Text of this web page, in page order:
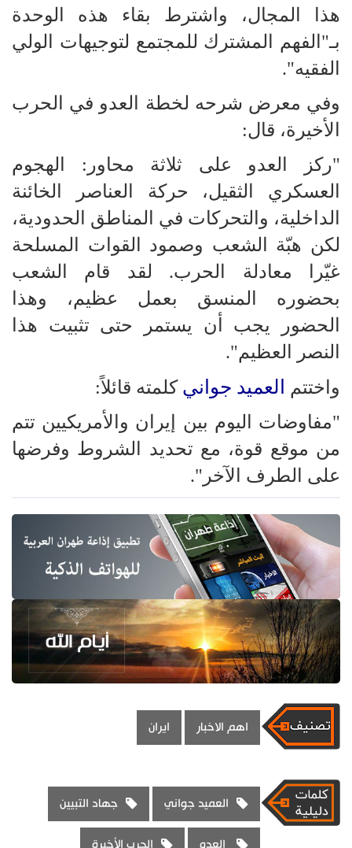
هذا المجال، واشترط بقاء هذه الوحدة
بـ"الفهم المشترك للمجتمع لتوجيهات الولي
الفقيه".
وفي معرض شرحه لخطة العدو في الحرب
الأخيرة، قال:
"ركز العدو على ثلاثة محاور: الهجوم
العسكري الثقيل، حركة العناصر الخائنة
الداخلية، والتحركات في المناطق الحدودية،
لكن هبّة الشعب وصمود القوات المسلحة
غيّرا معادلة الحرب. لقد قام الشعب
بحضوره المنسق بعمل عظيم، وهذا
الحضور يجب أن يستمر حتى تثبيت هذا
النصر العظيم".
واختتم
العميد جواني كلمته قائلاً:
"مفاوضات اليوم بين إيران والأمريكيين تتم
من موقع قوة، مع تحديد الشروط وفرضها
على الطرف الآخر".
اهم الاخبار ايران
العميد جواني جهاد التبيين
العدو الحرب الأخيرة